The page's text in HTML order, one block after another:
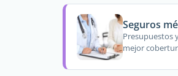
Seguros
Presupuestos
mejor